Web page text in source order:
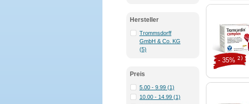
Hersteller
Trommsdorff
GmbH & Co. KG
(5)
Preis
5.00 - 9.99 (1)
10.00 - 14.99 (1)
- 35% 2)